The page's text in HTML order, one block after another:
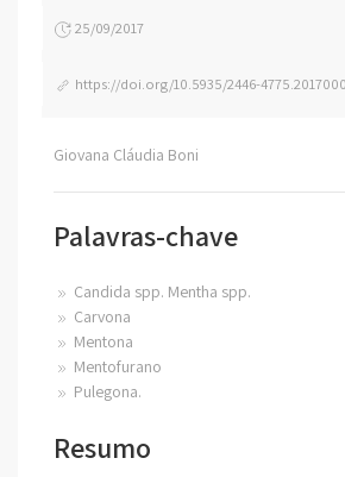
25/09/2017
https://doi.org/10.5935/2446-
Giovana Cláudia Boni
Palavras-chave
Candida spp. Mentha spp.
Carvona
Mentona
Mentofurano
Pulegona.
Resumo